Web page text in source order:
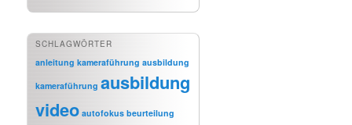
SCHLAGWÖRTER
anleitung kameraführung ausbildung
kameraführung ausbildung
video autofokus beurteilung